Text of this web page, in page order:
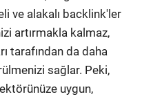
ve alakalı backlink'ler
artırmakla kalmaz,
tarafından da daha
sağlar. Peki,
uygun,